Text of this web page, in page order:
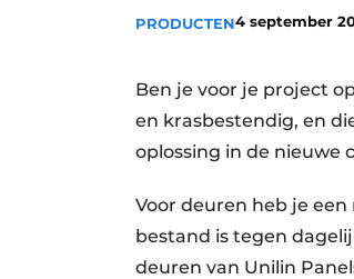
Vacatures
PRODUCTEN4 september
Ben je voor je project
en krasbestendig, en
oplossing in de nieuwe
Voor deuren heb je
bestand is tegen
deuren van Unilin